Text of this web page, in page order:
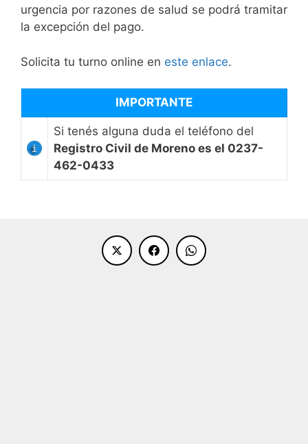
urgencia por razones de salud se podrá tramitar
la excepción del pago.
Solicita tu turno online en este enlace.
IMPORTANTE
Si tenés alguna duda el teléfono del
Registro Civil de Moreno es el 0237-
462-0433